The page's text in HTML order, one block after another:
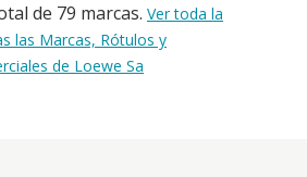
de 79 marcas. Ver toda la
las Marcas, Rótulos y
de Loewe Sa